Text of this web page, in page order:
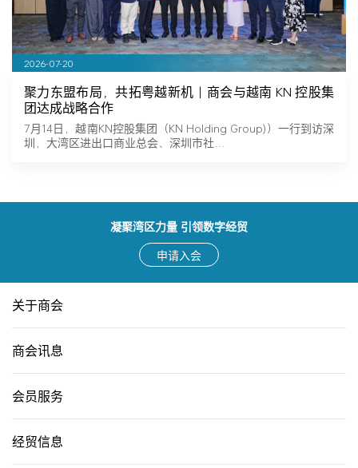
2026-07-20
聚力东盟布局，共拓粤越新机｜商会与越南 KN 控股集
团达成战略合作
7月14日，越南KN控股集团（KN Holding Group)）一行到访深
圳，大湾区进出口商业总会、深圳市社…
凝聚湾区力量 引领数字经贸
申请入会
关于商会
商会讯息
会员服务
经贸信息